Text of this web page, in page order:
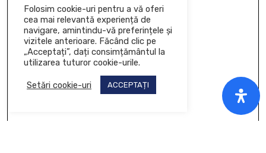
Folosim cookie-uri pentru a vă oferi
cea mai relevantă experiență de
navigare, amintindu-vă preferințele și
vizitele anterioare. Făcând clic pe
„Acceptați”, dați consimțământul la
utilizarea tuturor cookie-urile.
Setări cookie-uri ACCEPTAȚI